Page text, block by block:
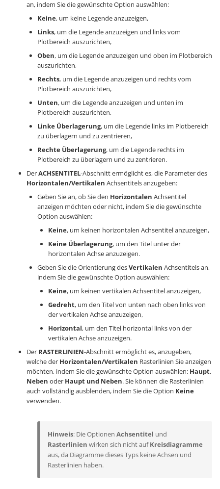
an, indem Sie die gewünschte Option auswählen:
Keine, um keine Legende anzuzeigen,
Links, um die Legende anzuzeigen und links vom
Plotbereich auszurichten,
Oben, um die Legende anzuzeigen und oben im Plotbereich
auszurichten,
Rechts, um die Legende anzuzeigen und rechts vom
Plotbereich auszurichten,
Unten, um die Legende anzuzeigen und unten im
Plotbereich auszurichten,
Linke Überlagerung, um die Legende links im Plotbereich
zu überlagern und zu zentrieren,
Rechte Überlagerung, um die Legende rechts im
Plotbereich zu überlagern und zu zentrieren.
DerACHSENTITEL-Abschnitt ermöglicht es, die Parameter des
Horizontalen/Vertikalen Achsentitels anzugeben:
Geben Sie an, ob Sie den Horizontalen Achsentitel
anzeigen möchten oder nicht, indem Sie die gewünschte
Option auswählen:
Keine, um keinen horizontalen Achsentitel anzuzeigen,
Keine Überlagerung, um den Titel unter der
horizontalen Achse anzuzeigen.
Geben Sie die Orientierung desVertikalen Achsentitels an,
indem Sie die gewünschte Option auswählen:
Keine, um keinen vertikalen Achsentitel anzuzeigen,
Gedreht, um den Titel von unten nach oben links von
der vertikalen Achse anzuzeigen,
Horizontal, um den Titel horizontal links von der
vertikalen Achse anzuzeigen.
Der RASTERLINIEN-Abschnitt ermöglicht es, anzugeben,
welche der Horizontalen/Vertikalen Rasterlinien Sie anzeigen
möchten, indem Sie die gewünschte Option auswählen: Haupt,
Neben oder Haupt und Neben. Sie können die Rasterlinien
auch vollständig ausblenden, indem Sie die Option Keine
verwenden.
Hinweis: Die Optionen Achsentitel und
Rasterlinien wirken sich nicht aufKreisdiagramme
aus, da Diagramme dieses Typs keine Achsen und
Rasterlinien haben.